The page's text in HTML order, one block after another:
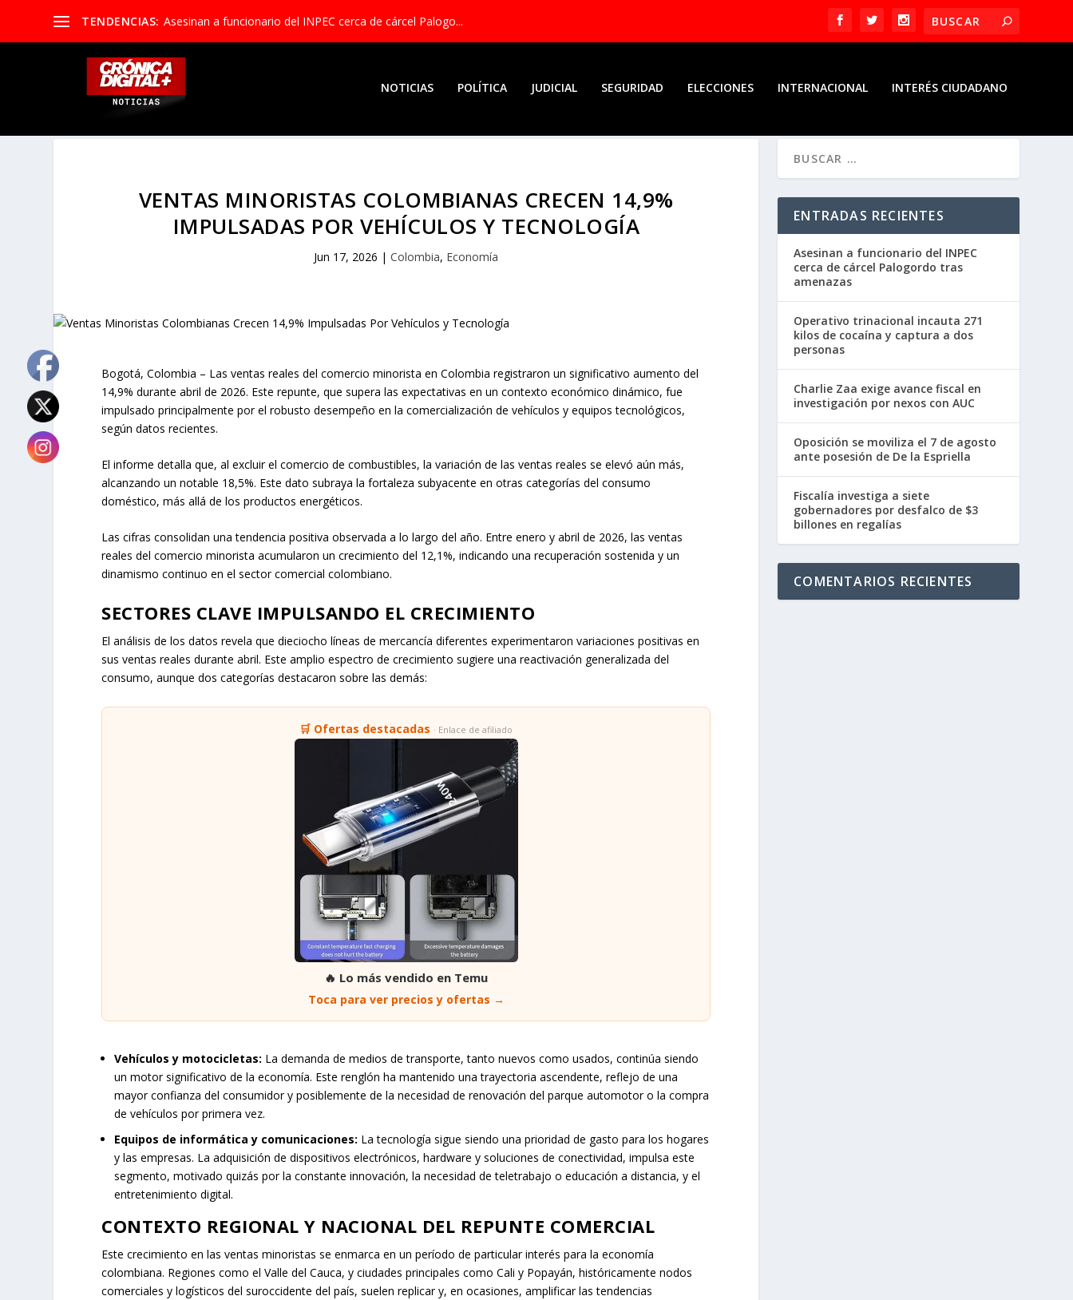
TENDENCIAS: Asesinan a funcionario del INPEC cerca de cárcel Palogo...
NOTICIAS POLÍTICA JUDICIAL SEGURIDAD ELECCIONES INTERNACIONAL INTERÉS CIUDADANO
VENTAS MINORISTAS COLOMBIANAS CRECEN 14,9%
IMPULSADAS POR VEHÍCULOS Y TECNOLOGÍA
Jun 17, 2026 |Colombia, Economía
Bogotá, Colombia – Las ventas reales del comercio minorista en Colombia registraron un significativo aumento del
14,9% durante abril de 2026. Este repunte, que supera las expectativas en un contexto económico dinámico, fue
impulsado principalmente por el robusto desempeño en la comercialización de vehículos y equipos tecnológicos,
según datos recientes.
El informe detalla que, al excluir el comercio de combustibles, la variación de las ventas reales se elevó aún más,
alcanzando un notable 18,5%. Este dato subraya la fortaleza subyacente en otras categorías del consumo
doméstico, más allá de los productos energéticos.
Las cifras consolidan una tendencia positiva observada a lo largo del año. Entre enero y abril de 2026, las ventas
reales del comercio minorista acumularon un crecimiento del 12,1%, indicando una recuperación sostenida y un
dinamismo continuo en el sector comercial colombiano.
SECTORES CLAVE IMPULSANDO EL CRECIMIENTO
El análisis de los datos revela que dieciocho líneas de mercancía diferentes experimentaron variaciones positivas en
sus ventas reales durante abril. Este amplio espectro de crecimiento sugiere una reactivación generalizada del
consumo, aunque dos categorías destacaron sobre las demás:
🛒 Ofertas destacadas · Enlace de afiliado
🔥 Lo más vendido en Temu
Toca para ver precios y ofertas →
Vehículos y motocicletas: La demanda de medios de transporte, tanto nuevos como usados, continúa siendo
un motor significativo de la economía. Este renglón ha mantenido una trayectoria ascendente, reflejo de una
mayor confianza del consumidor y posiblemente de la necesidad de renovación del parque automotor o la compra
de vehículos por primera vez.
Equipos de informática y comunicaciones: La tecnología sigue siendo una prioridad de gasto para los hogares
y las empresas. La adquisición de dispositivos electrónicos, hardware y soluciones de conectividad, impulsa este
segmento, motivado quizás por la constante innovación, la necesidad de teletrabajo o educación a distancia, y el
entretenimiento digital.
CONTEXTO REGIONAL Y NACIONAL DEL REPUNTE COMERCIAL
Este crecimiento en las ventas minoristas se enmarca en un período de particular interés para la economía
colombiana. Regiones como el Valle del Cauca, y ciudades principales como Cali y Popayán, históricamente nodos
comerciales y logísticos del suroccidente del país, suelen replicar y, en ocasiones, amplificar las tendencias
ENTRADAS RECIENTES
Asesinan a funcionario del INPEC
cerca de cárcel Palogordo tras
amenazas
Operativo trinacional incauta 271
kilos de cocaína y captura a dos
personas
Charlie Zaa exige avance fiscal en
investigación por nexos con AUC
Oposición se moviliza el 7 de agosto
ante posesión de De la Espriella
Fiscalía investiga a siete
gobernadores por desfalco de $3
billones en regalías
COMENTARIOS RECIENTES